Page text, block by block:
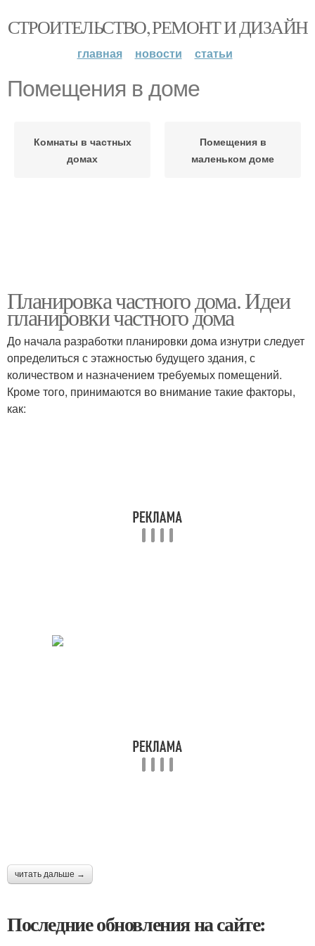
СТРОИТЕЛЬСТВО, РЕМОНТ И ДИЗАЙН
главная новости статьи
Помещения в доме
Комнаты в частных
домах
Помещения в
маленьком доме
Планировка частного дома. Идеи
планировки частного дома
До начала разработки планировки дома изнутри следует
определиться с этажностью будущего здания, с
количеством и назначением требуемых помещений.
Кроме того, принимаются во внимание такие факторы,
как:
читать дальше →
Последние обновления на сайте: